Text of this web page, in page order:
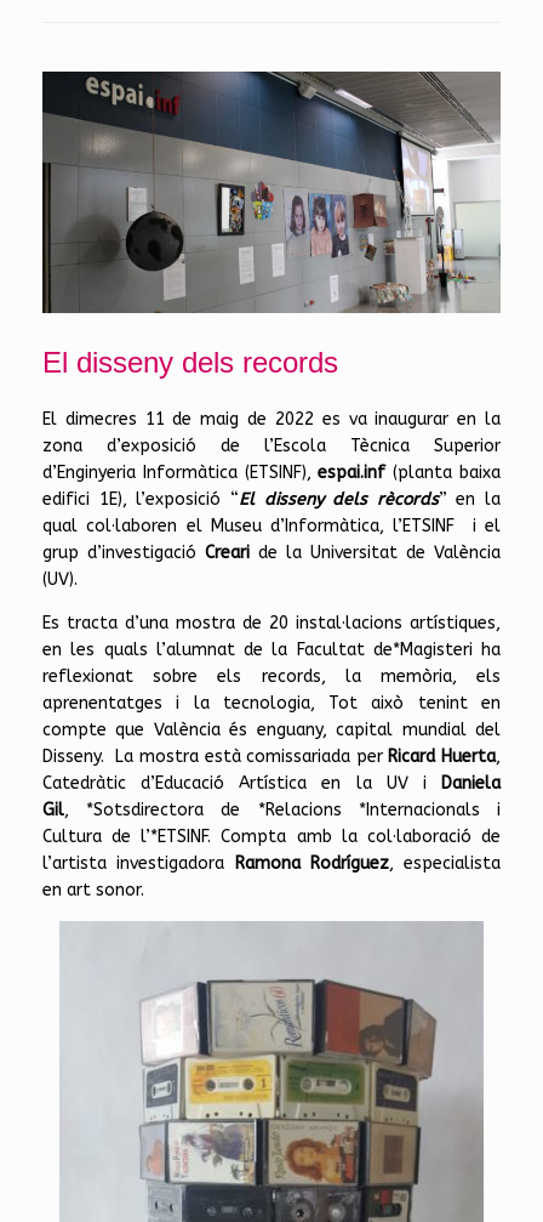
El disseny dels records
El dimecres 11 de maig de 2022 es va inaugurar en la
zona d’exposició de l’Escola Tècnica Superior
d’Enginyeria Informàtica (ETSINF),espai.inf(planta baixa
edifici 1E), l’exposició “El disseny dels rècords” en la
qual col·laboren el Museu d’Informàtica, l’ETSINF i el
grup d’investigació Creari de la Universitat de València
(UV).
Es tracta d’una mostra de 20 instal·lacions artístiques,
en les quals l’alumnat de la Facultat de*Magisteri ha
reflexionat sobre els records, la memòria, els
aprenentatges i la tecnologia, Tot això tenint en
compte que València és enguany, capital mundial del
Disseny. La mostra està comissariada per Ricard Huerta,
Catedràtic d’Educació Artística en la UV i
Daniela
Gil, *Sotsdirectora de *Relacions *Internacionals i
Cultura de l’*ETSINF. Compta amb la col·laboració de
l’artista investigadora
Ramona Rodríguez, especialista
en art sonor.